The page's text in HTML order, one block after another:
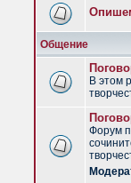
Общение
В этом
Форум